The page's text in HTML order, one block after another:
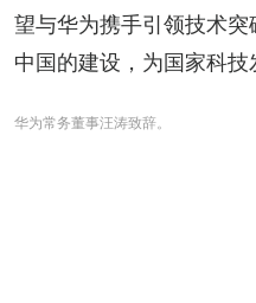
望与华为携手引领技术
中国的建设，为国家科技
华为常务董事汪涛致辞。